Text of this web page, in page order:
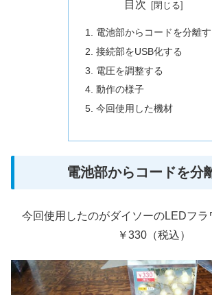
目次
電池部からコードを分離す
接続部をUSB化する
電圧を調整する
動作の様子
今回使用した機材
電池部からコードを分
今回使用したのがダイソーのLEDフラ
￥330（税込）